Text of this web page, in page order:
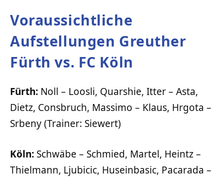
Voraussichtliche
Aufstellungen Greuther
Fürth vs. FC Köln
Fürth: Noll – Loosli, Quarshie, Itter – Asta,
Dietz, Consbruch, Massimo – Klaus, Hrgota –
Srbeny (Trainer: Siewert)
Köln: Schwäbe – Schmied, Martel, Heintz –
Thielmann, Ljubicic, Huseinbasic, Pacarada –